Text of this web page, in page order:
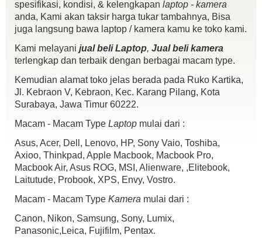
B-PRO 5 Alpha Edition Sudah 4K Wifi Action Camera
Spek :
4K@10 / 1080 30 fps
1,5″ TFT True Color LCD
WiFi 801.1 b/g/n
Lensa Fixed Focus Wide Angle 170°
Kondisi :
fisik mulus 95% sisanya pemakaian wajar..,
mesin normal semua.,
Tombol2 berfungsi
Kelengkapan:
unit
batre
case waterproof
Acsesoris
yang g da jangan di tanya,.!!
spesifikasi, kondisi, & kelengkapan laptop - kamera
anda, Kami akan taksir harga tukar tambahnya, Bisa
juga langsung bawa laptop / kamera kamu ke toko kami.
Kami melayani jual beli Laptop, Jual beli kamera
terlengkap dan terbaik dengan berbagai macam type.
Kemudian alamat toko jelas berada pada Ruko Kartika,
Jl. Kebraon V, Kebraon, Kec. Karang Pilang, Kota
Surabaya, Jawa Timur 60222.
Macam - Macam Type Laptop mulai dari :
Asus, Acer, Dell, Lenovo, HP, Sony Vaio, Toshiba,
Axioo, Thinkpad, Apple Macbook, Macbook Pro,
Macbook Air, Asus ROG, MSI, Alienware, ,Elitebook,
Laitutude, Probook, XPS, Envy, Vostro.
Macam - Macam Type Kamera mulai dari :
Canon, Nikon, Samsung, Sony, Lumix,
Panasonic,Leica, Fujifilm, Pentax.